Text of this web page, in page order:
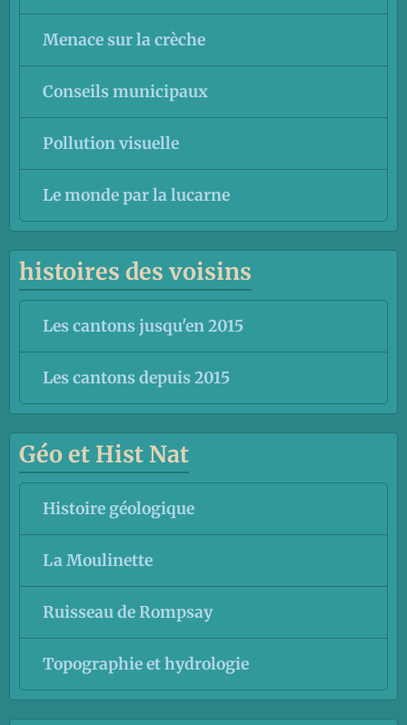
Menace sur la crèche
Conseils municipaux
Pollution visuelle
Le monde par la lucarne
histoires des voisins
Les cantons jusqu'en 2015
Les cantons depuis 2015
Géo et Hist Nat
Histoire géologique
La Moulinette
Ruisseau de Rompsay
Topographie et hydrologie